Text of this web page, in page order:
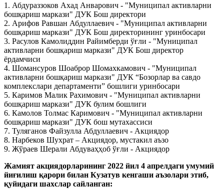
1. Абдураззоков Ахад Анварович - "Муниципал активларни
бошқариш маркази" ДУК Бош директори
2. Арифов Равшан Абдуллаевич - "Муниципал активларни
бошқариш маркази" ДУК Бош директорининг уринбосари
3. Расулов Камолиддин Райимберди ўғли - "Муниципал
активларни бошқариш маркази" ДУК Бош директор
ёрдамчиси
4. Шомансуров Шоаброр Шомахкамович - "Муниципал
активларни бошқариш маркази" ДУК “Бозорлар ва савдо
комплекслари департаменти” бошлиги уринбосари
5. Каримов Малик Рахимович - "Муниципал активларни
бошқариш маркази" ДУК булим бошлиги
6. Камолов Толмас Каримович - "Муниципал активларни
бошқариш маркази" ДУК бош мутахассиси
7. Туляганов Файзулла Абдуллаевич - Aкциядор
8. Нарбеков Шухрат – Акциядор, мустакил аъзо
9. Жўраев Шерали Абдуваҳҳоб ўғли - Акциядор
Жамият акциядорларининг 2022 йил 4 апрелдаги умумий
йиғилиш қарори билан Кузатув кенгаши аъзолари этиб,
қуйидаги шахслар сайланган: